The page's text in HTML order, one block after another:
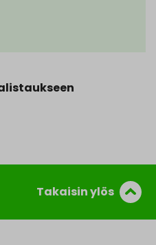
Takaisin ylös